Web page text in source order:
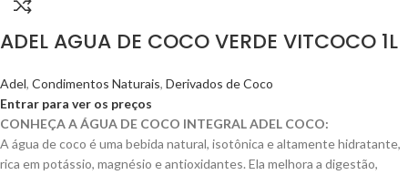
ADEL AGUA DE COCO VERDE VITCOCO 1L
Adel, Condimentos Naturais, Derivados de Coco
Entrar para ver os preços
CONHEÇA A ÁGUA DE COCO INTEGRAL ADEL COCO:
A água de coco é uma bebida natural, isotônica e altamente hidratante,
rica em potássio, magnésio e antioxidantes. Ela melhora a digestão,